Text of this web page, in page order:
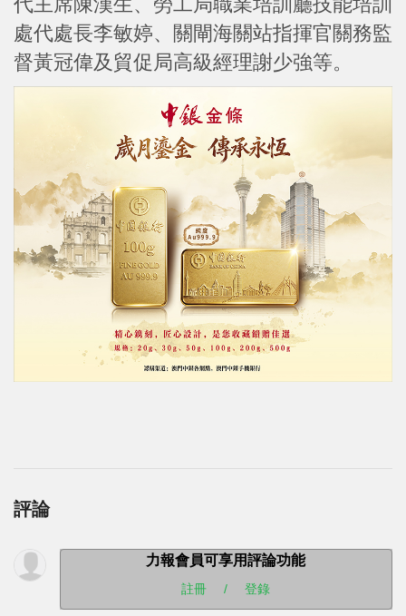
處代處長李敏婷、關閘海關站指揮官關務監
督黃冠偉及貿促局高級經理謝少強等。
評論
力報會員可享用評論功能
註冊 / 登錄